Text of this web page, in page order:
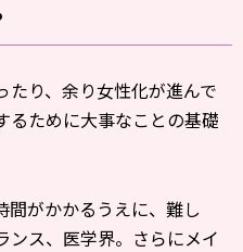
たり、余り女性化が進んで
るために大事なことの基礎
間がかかるうえに、難し
ンス、医学界。さらにメイ